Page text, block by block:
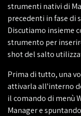
strumenti nativi di
precedenti in fase di
Discutiamo insieme
strumento per
shot del salto
Prima di tutto, una
attivarla all'interno
il comando di menù
Manager e